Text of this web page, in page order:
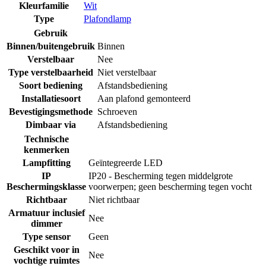
Kleurfamilie
Wit
Type
Plafondlamp
Gebruik
Binnen/buitengebruik Binnen
Verstelbaar
Nee
Type verstelbaarheid Niet verstelbaar
Soort bediening
Afstandsbediening
Installatiesoort
Aan plafond gemonteerd
Bevestigingsmethode Schroeven
Dimbaar via
Afstandsbediening
Technische
kenmerken
Lampfitting
Geïntegreerde LED
IP
Beschermingsklasse
IP20 - Bescherming tegen middelgrote
voorwerpen; geen bescherming tegen vocht
Richtbaar
Niet richtbaar
Armatuur inclusief
dimmer
Nee
Type sensor
Geen
Geschikt voor in
vochtige ruimtes
Nee